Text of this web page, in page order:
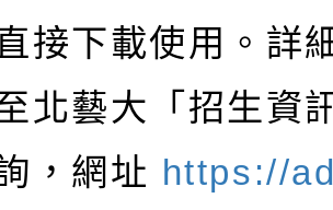
接下載使用。詳
北藝大「招生資
，網址 https://